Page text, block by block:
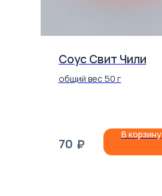
Соус Свит Чили
общий вес 50 г
70 ₽
В корзину